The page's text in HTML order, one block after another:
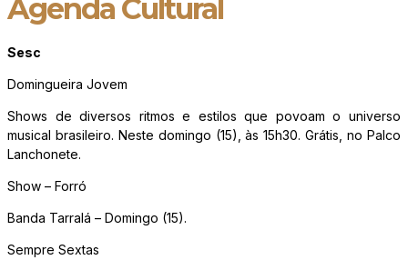
Agenda Cultural
Sesc
Domingueira Jovem
Shows de diversos ritmos e estilos que povoam o universo
musical brasileiro. Neste domingo (15), às 15h30. Grátis, no Palco
Lanchonete.
Show – Forró
Banda Tarralá – Domingo (15).
Sempre Sextas